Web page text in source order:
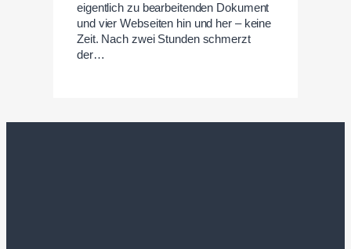
eigentlich zu bearbeitenden Dokument
und vier Webseiten hin und her – keine
Zeit. Nach zwei Stunden schmerzt
der…